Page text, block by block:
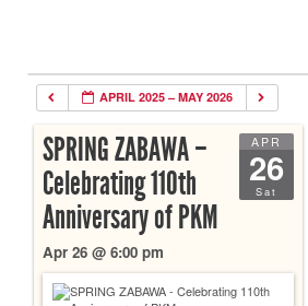
APRIL 2025 – MAY 2026
APR
26
Sat
SPRING ZABAWA –
Celebrating 110th
Anniversary of PKM
Apr 26 @ 6:00 pm